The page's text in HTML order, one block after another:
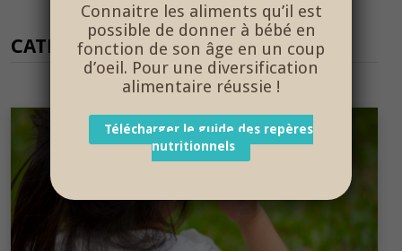
CATÉGORIE :ALIMENTATION
Connaitre les aliments qu’il est
possible de donner à bébé en
fonction de son âge en un coup
d’oeil. Pour une diversification
alimentaire réussie !
Télécharger le guide des repères
nutritionnels